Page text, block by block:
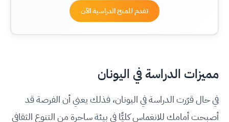
تقدم للمنح الدراسية الآن
مميزات الدراسة في اليونان
في حال قرّرت الدراسة في اليونان، فذلك يعني أن الفرصة قد
أصبحت أمامك للانغماس كليًّا في بيئة ساحرة من التنوع الثقافي